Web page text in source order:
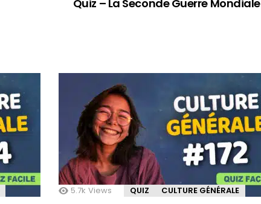
Quiz – La Seconde Guerre Mondiale
5.7k Views QUIZ CULTURE GÉNÉRALE